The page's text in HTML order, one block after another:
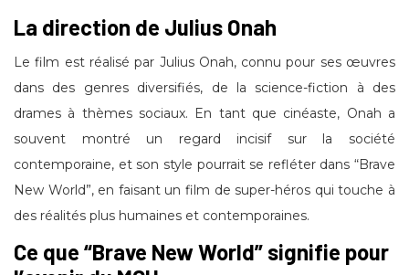
La direction de Julius Onah
Le film est réalisé par Julius Onah, connu pour ses œuvres
dans des genres diversifiés, de la science-fiction à des
drames à thèmes sociaux. En tant que cinéaste, Onah a
souvent montré un regard incisif sur la société
contemporaine, et son style pourrait se refléter dans “Brave
New World”, en faisant un film de super-héros qui touche à
des réalités plus humaines et contemporaines.
Ce que “Brave New World” signifie pour